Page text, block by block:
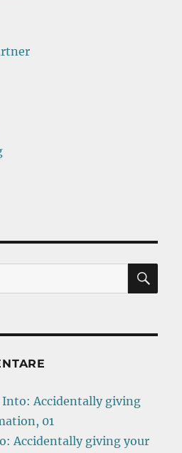
Into: Accidentally giving
01
Accidentally giving your